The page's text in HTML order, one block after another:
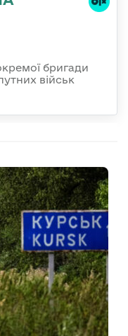
бригади
військ